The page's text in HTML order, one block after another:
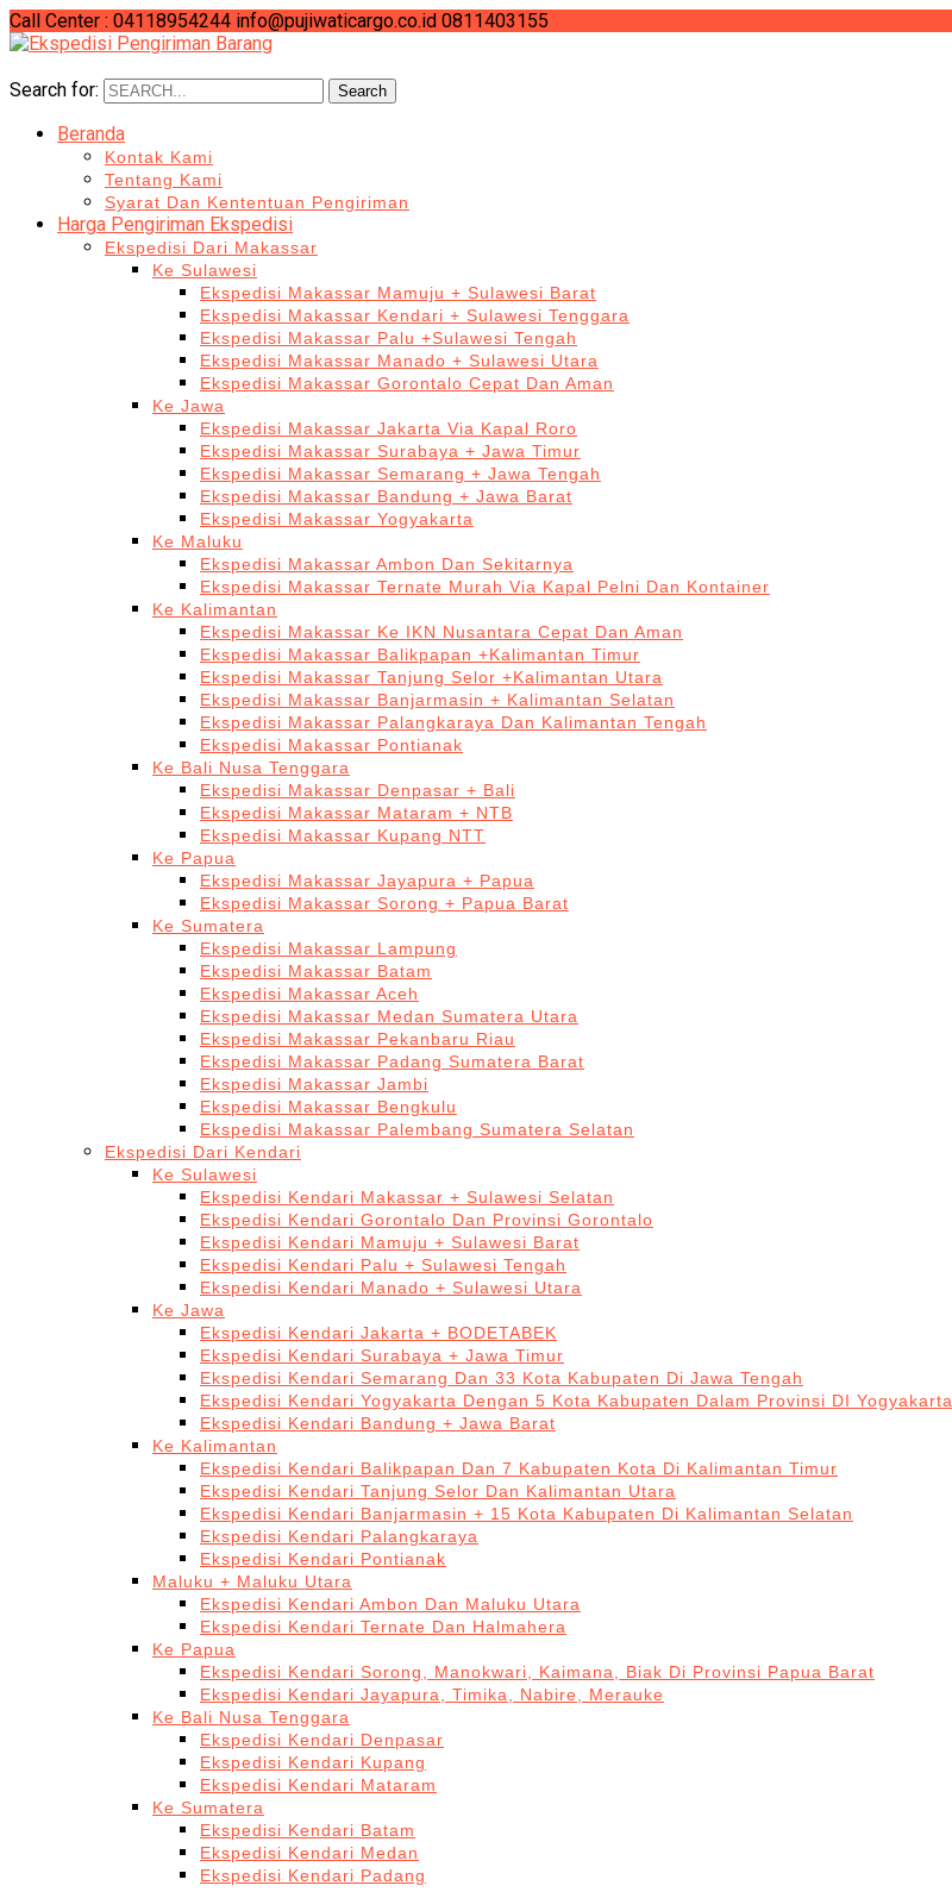
Call Center : 04118954244 info@pujiwaticargo.co.id 0811403155
Search for: Search
Beranda
Kontak Kami
Tentang Kami
Syarat Dan Kententuan Pengiriman
Harga Pengiriman Ekspedisi
Ekspedisi Dari Makassar
Ke Sulawesi
Ekspedisi Makassar Mamuju + Sulawesi Barat
Ekspedisi Makassar Kendari + Sulawesi Tenggara
Ekspedisi Makassar Palu +Sulawesi Tengah
Ekspedisi Makassar Manado + Sulawesi Utara
Ekspedisi Makassar Gorontalo Cepat Dan Aman
Ke Jawa
Ekspedisi Makassar Jakarta Via Kapal Roro
Ekspedisi Makassar Surabaya + Jawa Timur
Ekspedisi Makassar Semarang + Jawa Tengah
Ekspedisi Makassar Bandung + Jawa Barat
Ekspedisi Makassar Yogyakarta
Ke Maluku
Ekspedisi Makassar Ambon Dan Sekitarnya
Ekspedisi Makassar Ternate Murah Via Kapal Pelni Dan Kontainer
Ke Kalimantan
Ekspedisi Makassar Ke IKN Nusantara Cepat Dan Aman
Ekspedisi Makassar Balikpapan +Kalimantan Timur
Ekspedisi Makassar Tanjung Selor +Kalimantan Utara
Ekspedisi Makassar Banjarmasin + Kalimantan Selatan
Ekspedisi Makassar Palangkaraya Dan Kalimantan Tengah
Ekspedisi Makassar Pontianak
Ke Bali Nusa Tenggara
Ekspedisi Makassar Denpasar + Bali
Ekspedisi Makassar Mataram + NTB
Ekspedisi Makassar Kupang NTT
Ke Papua
Ekspedisi Makassar Jayapura + Papua
Ekspedisi Makassar Sorong + Papua Barat
Ke Sumatera
Ekspedisi Makassar Lampung
Ekspedisi Makassar Batam
Ekspedisi Makassar Aceh
Ekspedisi Makassar Medan Sumatera Utara
Ekspedisi Makassar Pekanbaru Riau
Ekspedisi Makassar Padang Sumatera Barat
Ekspedisi Makassar Jambi
Ekspedisi Makassar Bengkulu
Ekspedisi Makassar Palembang Sumatera Selatan
Ekspedisi Dari Kendari
Ke Sulawesi
Ekspedisi Kendari Makassar + Sulawesi Selatan
Ekspedisi Kendari Gorontalo Dan Provinsi Gorontalo
Ekspedisi Kendari Mamuju + Sulawesi Barat
Ekspedisi Kendari Palu + Sulawesi Tengah
Ekspedisi Kendari Manado + Sulawesi Utara
Ke Jawa
Ekspedisi Kendari Jakarta + BODETABEK
Ekspedisi Kendari Surabaya + Jawa Timur
Ekspedisi Kendari Semarang Dan 33 Kota Kabupaten Di Jawa Tengah
Ekspedisi Kendari Yogyakarta Dengan 5 Kota Kabupaten Dalam Provinsi DI Yogyakarta
Ekspedisi Kendari Bandung + Jawa Barat
Ke Kalimantan
Ekspedisi Kendari Balikpapan Dan 7 Kabupaten Kota Di Kalimantan Timur
Ekspedisi Kendari Tanjung Selor Dan Kalimantan Utara
Ekspedisi Kendari Banjarmasin + 15 Kota Kabupaten Di Kalimantan Selatan
Ekspedisi Kendari Palangkaraya
Ekspedisi Kendari Pontianak
Maluku + Maluku Utara
Ekspedisi Kendari Ambon Dan Maluku Utara
Ekspedisi Kendari Ternate Dan Halmahera
Ke Papua
Ekspedisi Kendari Sorong, Manokwari, Kaimana, Biak Di Provinsi Papua Barat
Ekspedisi Kendari Jayapura, Timika, Nabire, Merauke
Ke Bali Nusa Tenggara
Ekspedisi Kendari Denpasar
Ekspedisi Kendari Kupang
Ekspedisi Kendari Mataram
Ke Sumatera
Ekspedisi Kendari Batam
Ekspedisi Kendari Medan
Ekspedisi Kendari Padang